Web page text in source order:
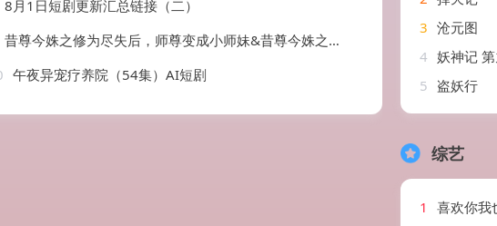
8月1日短剧更新汇总链接（二）
昔尊今姝之修为尽失后，师尊变成小师妹&昔尊今姝之修为尽失后师尊变成小师妹（67集）AI短剧
午夜异宠疗养院（54集）AI短剧
3 沧元图
4 妖神记
5 盗妖行
综艺
1
喜欢你我